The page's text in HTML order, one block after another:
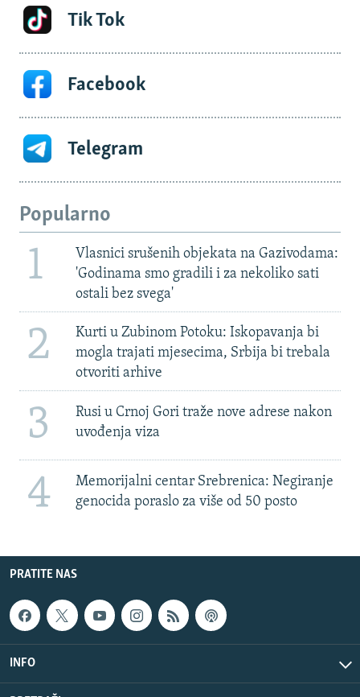
Tik Tok
Facebook
Telegram
Popularno
1
Vlasnici srušenih objekata na Gazivodama:
'Godinama smo gradili i za nekoliko sati
ostali bez svega'
2
Kurti u Zubinom Potoku: Iskopavanja bi
mogla trajati mjesecima, Srbija bi trebala
otvoriti arhive
3
Rusi u Crnoj Gori traže nove adrese nakon
uvođenja viza
4
Memorijalni centar Srebrenica: Negiranje
genocida poraslo za više od 50 posto
PRATITE NAS
INFO